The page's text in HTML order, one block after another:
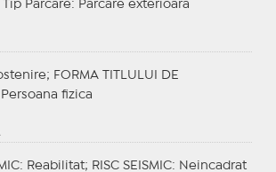
Tip Parcare: Parcare exterioara
FORMA TITLULUI DE
Persoana fizica
: Reabilitat; RISC SEISMIC: Neincadrat